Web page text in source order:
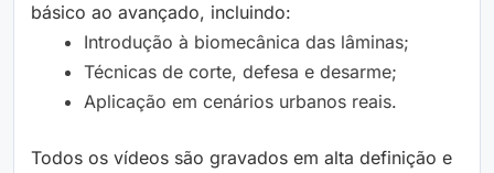
básico ao avançado, incluindo:
Introdução à biomecânica das lâminas;
Técnicas de corte, defesa e desarme;
Aplicação em cenários urbanos reais.
Todos os vídeos são gravados em alta definição e